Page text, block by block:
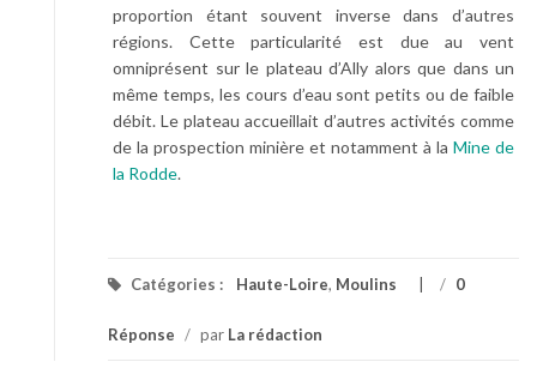
proportion étant souvent inverse dans d’autres
régions. Cette particularité est due au vent
omniprésent sur le plateau d’Ally alors que dans un
même temps, les cours d’eau sont petits ou de faible
débit. Le plateau accueillait d’autres activités comme
de la prospection minière et notamment à la Mine de
la Rodde.
Catégories : Haute-Loire, Moulins / 0
Réponse / par La rédaction